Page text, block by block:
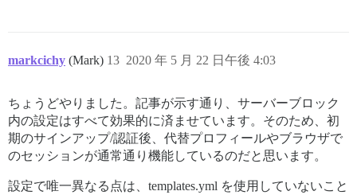
markcichy (Mark) 2020 年 5 月 22 日午後 4:03
13
ちょうどやりました。記事が示す通り、サーバーブロック
内の設定はすべて効果的に済ませています。そのため、初
期のサインアップ/認証後、代替プロフィールやブラウザで
のセッションが通常通り機能しているのだと思います。
設定で唯一異なる点は、templates.yml を使用していないこと